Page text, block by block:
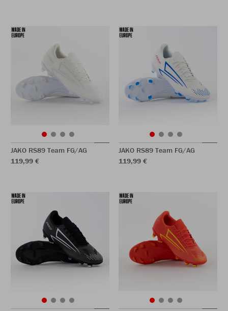
JAKO RS89 Team FG/AG
119,99 €
JAKO RS89 Team FG/AG
119,99 €